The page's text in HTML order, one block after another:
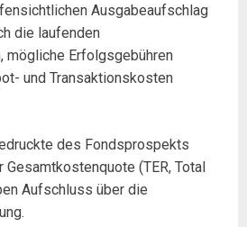
Ausgabeaufschlag
die laufenden
mögliche Erfolgsgebühren
und Transaktionskosten
des Fondsprospekts
Gesamtkostenquote (TER, Total
Aufschluss über die